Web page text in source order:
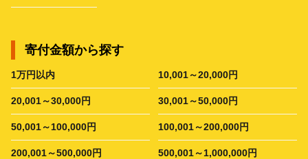
寄付金額から探す
1万円以内 10,001～20,000円
20,001～30,000円 30,001～50,000円
50,001～100,000円 100,001～200,000円
200,001～500,000円 500,001～1,000,000円